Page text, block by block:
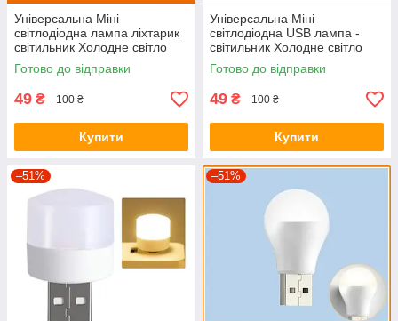
Універсальна Міні
світлодіодна лампа ліхтарик
світильник Холодне світло
1Вт 6500К, нічник
Готово до відправки
49 ₴ 100 ₴
Купити
Універсальна Міні
світлодіодна USB лампа -
світильник Холодне світло
1Вт 6500К, нічник(01237)
Готово до відправки
49 ₴ 100 ₴
Купити
–51% –51%